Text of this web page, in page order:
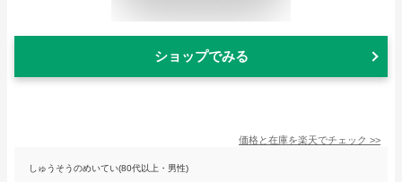
ショップでみる
価格と在庫を楽天でチェック >>
しゅうそうのめいてい(80代以上・男性)